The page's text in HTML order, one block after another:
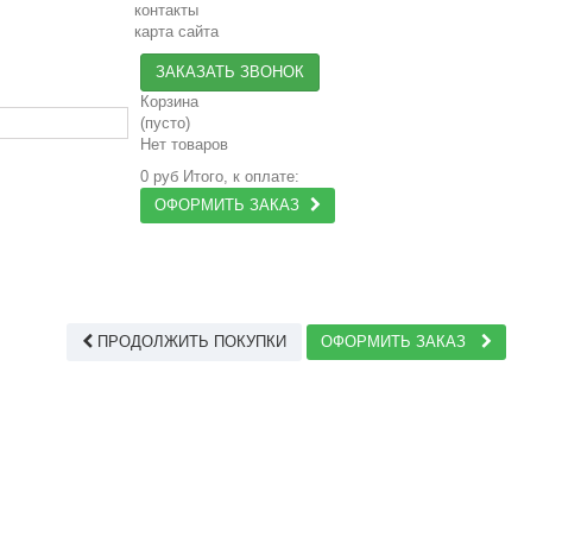
контакты
карта сайта
ЗАКАЗАТЬ ЗВОНОК
Корзина
(пусто)
Нет товаров
0 руб Итого, к оплате:
ОФОРМИТЬ ЗАКАЗ
ПРОДОЛЖИТЬ ПОКУПКИ
ОФОРМИТЬ ЗАКАЗ